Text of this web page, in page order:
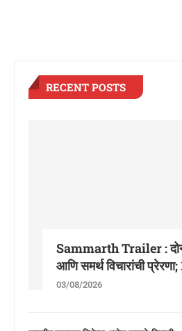
RECENT POSTS
Sammarth Trailer : दोन
आणि समर्थ विचारांची
03/08/2026